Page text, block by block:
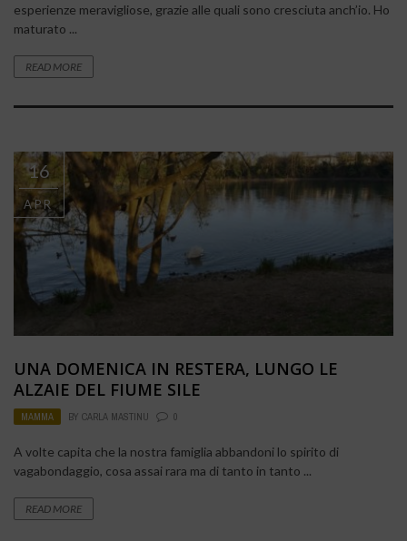
esperienze meravigliose, grazie alle quali sono cresciuta anch’io. Ho
maturato ...
READ MORE
16
APR
UNA DOMENICA IN RESTERA, LUNGO LE
ALZAIE DEL FIUME SILE
MAMMA BY CARLA MASTINU 0
A volte capita che la nostra famiglia abbandoni lo spirito di
vagabondaggio, cosa assai rara ma di tanto in tanto ...
READ MORE